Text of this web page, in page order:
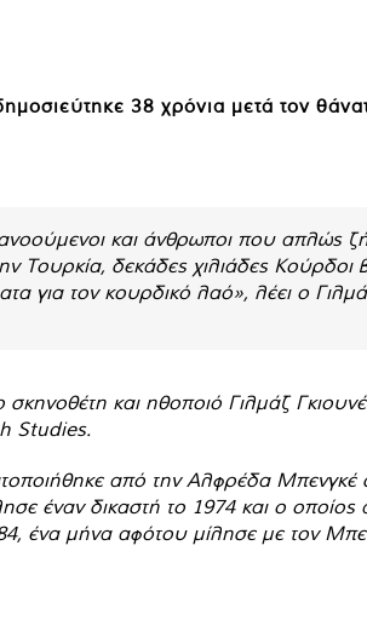
38 χρόνια μετά τον
και άνθρωποι που απλώς
Τουρκία, δεκάδες χιλιάδες Κούρδοι
για τον κουρδικό λαό», λέει ο
σκηνοθέτη και ηθοποιό Γιλμάζ
Studies.
από την Αλφρέδα Μπενγκέ
έναν δικαστή το 1974 και ο
ένα μήνα αφότου μίλησε με τον